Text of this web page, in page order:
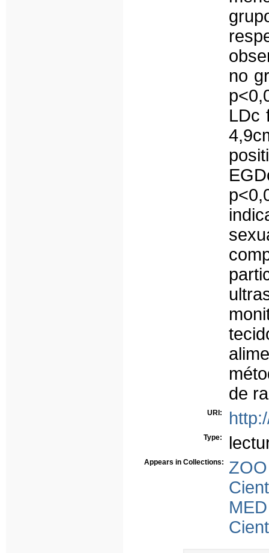
no
LDc
de
URI:
Type:
Appears in Collections: